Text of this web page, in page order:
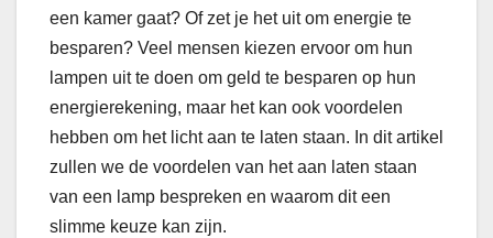
een kamer gaat? Of zet je het uit om energie te
besparen? Veel mensen kiezen ervoor om hun
lampen uit te doen om geld te besparen op hun
energierekening, maar het kan ook voordelen
hebben om het licht aan te laten staan. In dit artikel
zullen we de voordelen van het aan laten staan
van een lamp bespreken en waarom dit een
slimme keuze kan zijn.